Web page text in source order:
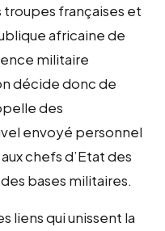
françaises et
africaine de
militaire
décide donc de
des
envoyé personnel
chefs d’Etat des
bases militaires.
liens qui unissent la